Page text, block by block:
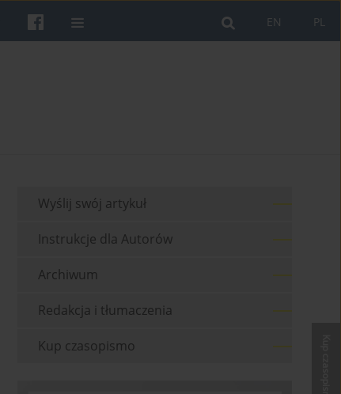
PL
EN
Wyślij swój artykuł
Instrukcje dla Autorów
Archiwum
Redakcja i tłumaczenia
Kup czasopismo